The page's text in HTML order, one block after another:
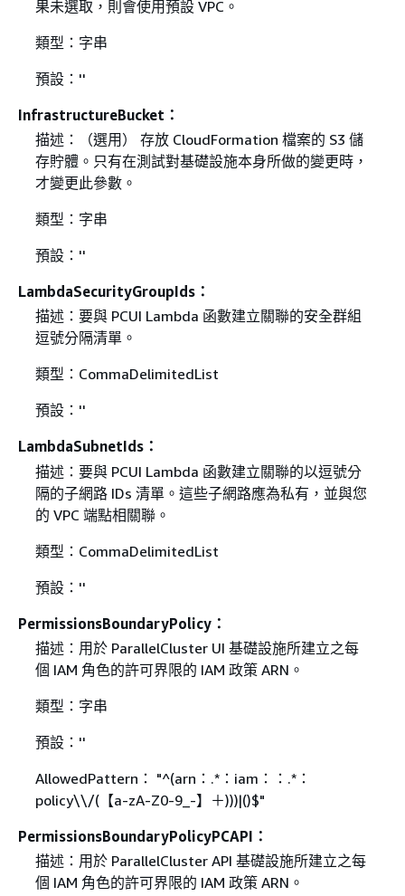
果未選取，則會使用預設 VPC。
類型：字串
預設：''
InfrastructureBucket：
描述：（選用） 存放 CloudFormation 檔案的 S3 儲
存貯體。只有在測試對基礎設施本身所做的變更時，
才變更此參數。
類型：字串
預設：''
LambdaSecurityGroupIds：
描述：要與 PCUI Lambda 函數建立關聯的安全群組
逗號分隔清單。
類型：CommaDelimitedList
預設：''
LambdaSubnetIds：
描述：要與 PCUI Lambda 函數建立關聯的以逗號分
隔的子網路 IDs 清單。這些子網路應為私有，並與您
的 VPC 端點相關聯。
類型：CommaDelimitedList
預設：''
PermissionsBoundaryPolicy：
描述：用於 ParallelCluster UI 基礎設施所建立之每
個 IAM 角色的許可界限的 IAM 政策 ARN。
類型：字串
預設：''
AllowedPattern： "^(arn：.*：iam：：.*：
policy\\/(【a-zA-Z0-9_-】＋)))|()$"
PermissionsBoundaryPolicyPCAPI：
描述：用於 ParallelCluster API 基礎設施所建立之每
個 IAM 角色的許可界限的 IAM 政策 ARN。